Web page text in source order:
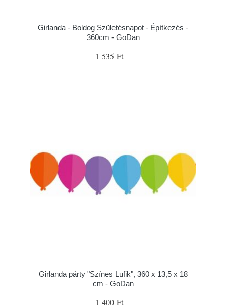
Girlanda - Boldog Születésnapot - Építkezés -
360cm - GoDan
1 535 Ft
Girlanda párty "Színes Lufik", 360 x 13,5 x 18
cm - GoDan
1 400 Ft